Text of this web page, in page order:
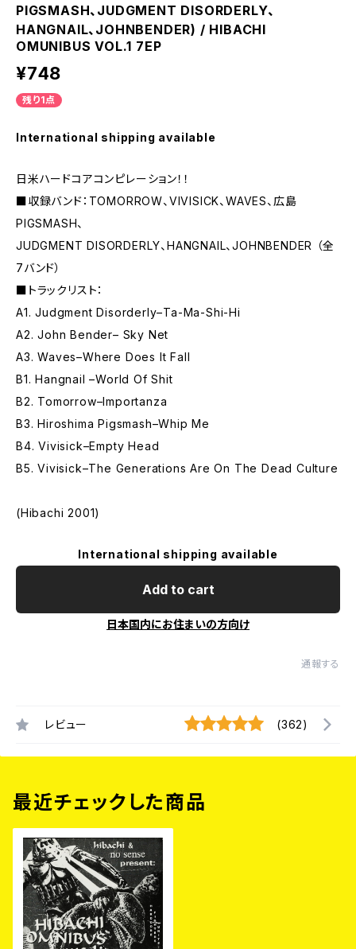
PIGSMASH、JUDGMENT DISORDERLY、
HANGNAIL、JOHNBENDER) / HIBACHI
OMUNIBUS VOL.1 7EP
¥748
残り1点
International shipping available
日米ハードコアコンピレーション！！
■収録バンド：TOMORROW、VIVISICK、WAVES、広島
PIGSMASH、
JUDGMENT DISORDERLY、HANGNAIL、JOHNBENDER （全
7バンド）
■トラックリスト：
A1. Judgment Disorderly–Ta-Ma-Shi-Hi
A2. John Bender– Sky Net
A3. Waves–Where Does It Fall
B1. Hangnail –World Of Shit
B2. Tomorrow–Importanza
B3. Hiroshima Pigsmash–Whip Me
B4. Vivisick–Empty Head
B5. Vivisick–The Generations Are On The Dead Culture
(Hibachi 2001)
International shipping available
Add to cart
日本国内にお住まいの方向け
通報する
レビュー (362)
最近チェックした商品